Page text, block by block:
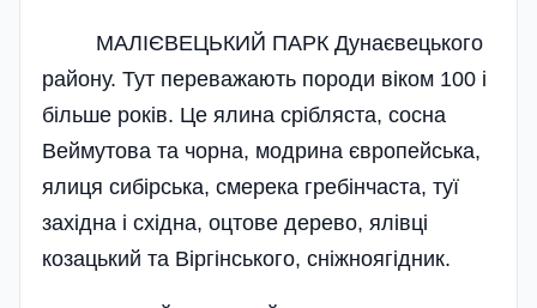
МАЛІЄВЕЦЬКИЙ ПАРК Дунаєвецького
району. Тут переважають породи віком 100 і
більше років. Це ялина срібляста, сосна
Веймутова та чорна, модрина європейська,
ялиця сибірська, смерека гребінчаста, туї
західна і східна, оцтове дерево, ялівці
козацький та Віргінського, сніжноягідник.